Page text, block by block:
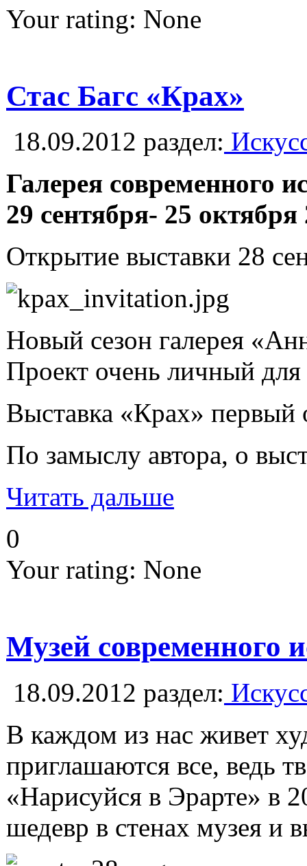
Your rating: None
Стас Багс «Крах»
18.09.2012 раздел:
Галерея современного
29 сентября- 25 октября
Открытие выставки 28
Новый сезон галерея
Проект очень личный
Выставка «Крах» первый
По замыслу автора, о
Читать дальше
0
Your rating: None
Музей современного
18.09.2012 раздел:
В каждом из нас живет
приглашаются все, ведь
«Нарисуйся в Эрарте» в
шедевр в стенах музея и